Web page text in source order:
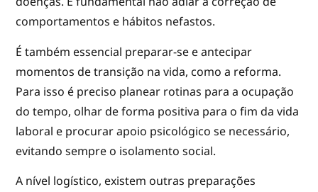
comportamentos e hábitos nefastos.
É também essencial preparar-se e antecipar
momentos de transição na vida, como a reforma.
Para isso é preciso planear rotinas para a ocupação
do tempo, olhar de forma positiva para o fim da vida
laboral e procurar apoio psicológico se necessário,
evitando sempre o isolamento social.
A nível logístico, existem outras preparações